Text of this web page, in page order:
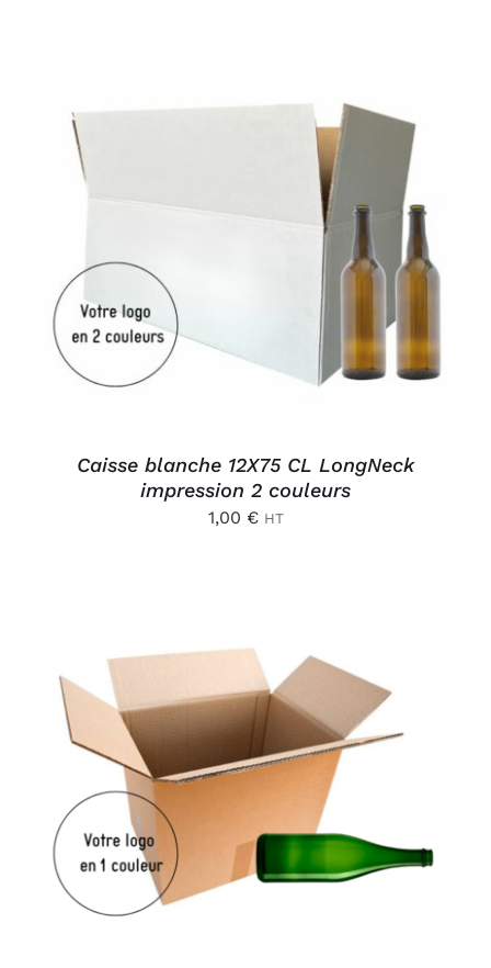
Caisse blanche 12X75 CL LongNeck
impression 2 couleurs
1,00 € HT
AJOUTER AU PANIER
/
DÉTAILS